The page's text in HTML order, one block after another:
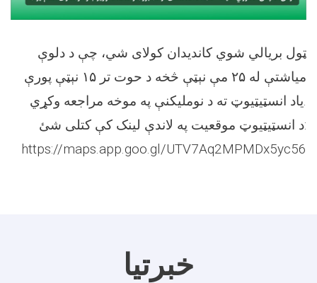
ټول بريالي شوي کانديدان کولای شي، چې د دلوې
مياشتې له ۲۵ مې نېټې څخه د حوت تر ۱۵ نېټې پورې
ياد انسټيټيوټ ته د نوملیکنې په موخه مراجعه وکړي.
د انسټيټيوټ موقعيت په لاندې لينک کې کتلی شئ:
https://maps.app.goo.gl/UTV7Aq2MPMDx5yc56
خبرتیا